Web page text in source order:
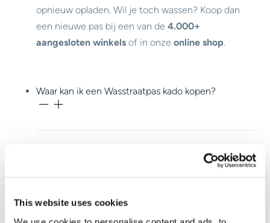
This website uses cookies
opnieuw opladen. Wil je toch wassen? Koop dan
een nieuwe pas bij een van de 4.000+
aangesloten winkels of in onze online shop
Waar kan ik een Wasstraatpas kado kopen?